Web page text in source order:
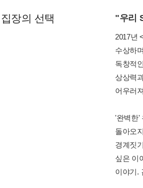
장의 선택 "우리
2017년
수상하
독창적
상상력
어우러
'완벽한'
돌아오
경계짓
싶은 이
이야기.